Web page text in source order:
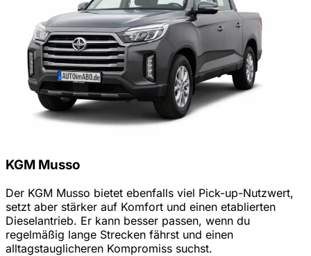
KGM Musso
Der KGM Musso bietet ebenfalls viel Pick-up-Nutzwert,
setzt aber stärker auf Komfort und einen etablierten
Dieselantrieb. Er kann besser passen, wenn du
regelmäßig lange Strecken fährst und einen
alltagstauglicheren Kompromiss suchst.